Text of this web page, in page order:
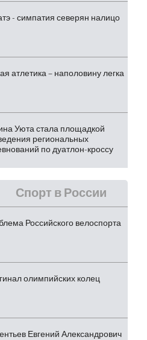
- симпатия северян налицо
атлетика – наполовину легка
Уюта стала площадкой
региональных
по дуатлон-кроссу
Спорт в России
Российского велоспорта
олимпийских колец
Евгений Александрович